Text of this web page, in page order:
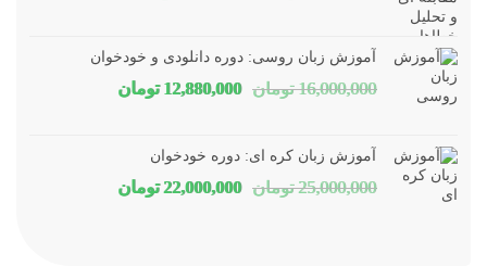
بود.
است.
آموزش زبان روسی: دوره دانلودی و خودخوان
16,000,000 تومان قیمت
بود.
12,880,000 تومانقیمت
آموزش زبان کره ای: دوره خودخوان
25,000,000 تومان قیمت
22,000,000 تومانقیمت